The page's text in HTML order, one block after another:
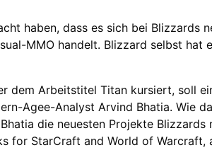
haben, dass es sich bei Blizzards
MMO handelt. Blizzard selbst hat
dem Arbeitstitel Titan kursiert, soll
Agee-Analyst Arvind Bhatia. Wie
die neuesten Projekte Blizzards
for StarCraft and World of Warcraft,